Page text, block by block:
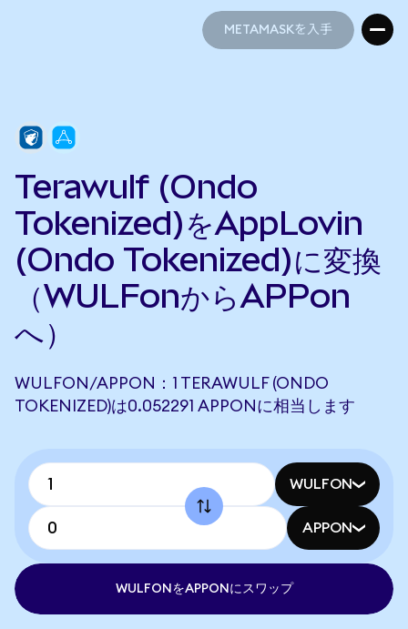
METAMASKを入手
Terawulf (Ondo
Tokenized)をAppLovin
(Ondo Tokenized)に変換
（WULFonからAPPon
へ）
WULFON/APPON：1 TERAWULF (ONDO
TOKENIZED)は0.052291 APPONに相当します
WULFON
APPON
WULFONをAPPONにスワップ